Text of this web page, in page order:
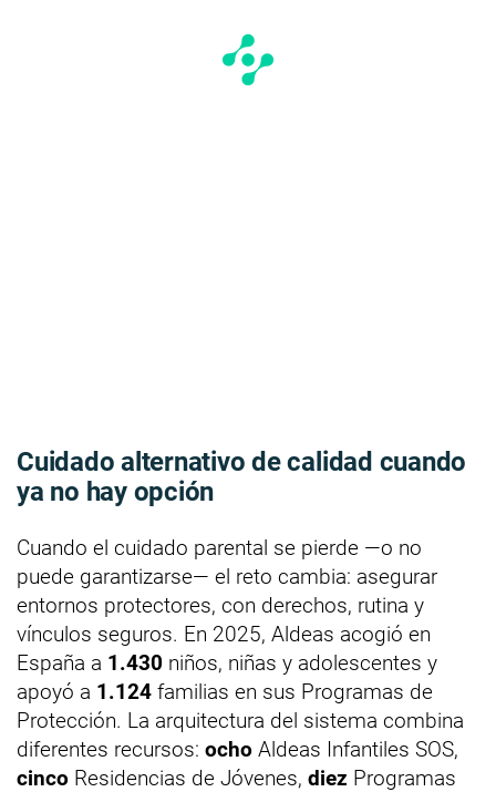
Cuidado alternativo de calidad cuando
ya no hay opción
Cuando el cuidado parental se pierde —o no
puede garantizarse— el reto cambia: asegurar
entornos protectores, con derechos, rutina y
vínculos seguros. En 2025, Aldeas acogió en
España a 1.430 niños, niñas y adolescentes y
apoyó a 1.124 familias en sus Programas de
Protección. La arquitectura del sistema combina
diferentes recursos: ocho Aldeas Infantiles SOS,
cinco Residencias de Jóvenes, diez Programas